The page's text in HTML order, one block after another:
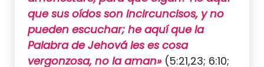
que sus oídos son incircuncisos, y no
pueden escuchar; he aquí que la
Palabra de Jehová les es cosa
vergonzosa, no la aman»(5:21,23; 6:10;